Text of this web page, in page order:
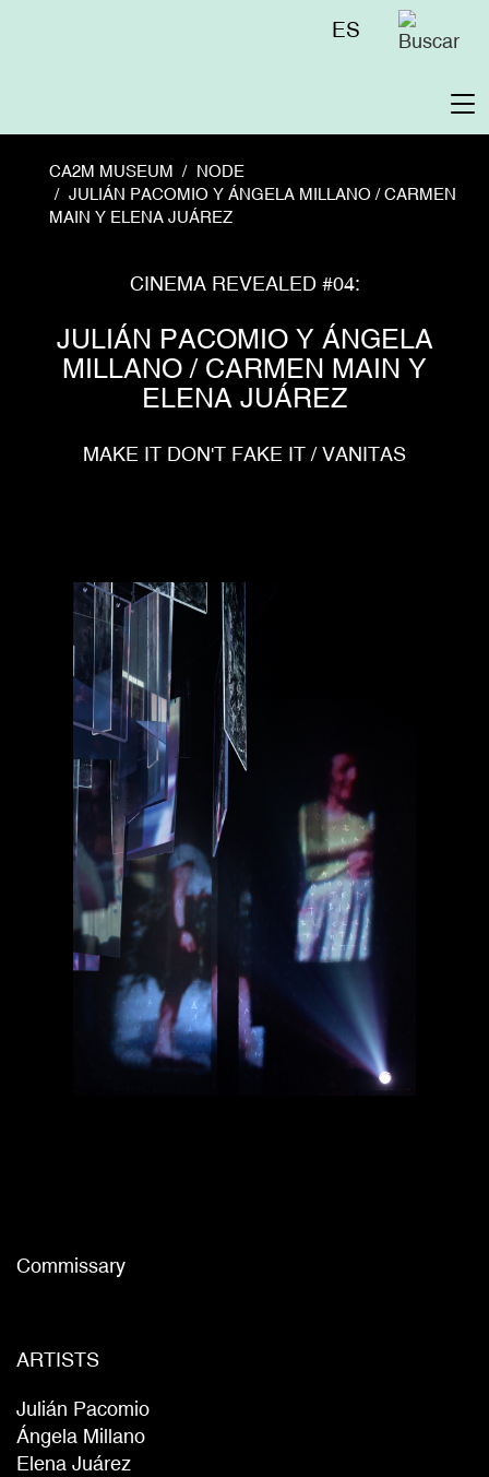
Menú
ES
CA2M MUSEUM
NODE
JULIÁN PACOMIO Y ÁNGELA MILLANO / CARMEN
MAIN Y ELENA JUÁREZ
CINEMA REVEALED #04:
JULIÁN PACOMIO Y ÁNGELA
MILLANO / CARMEN MAIN Y
ELENA JUÁREZ
MAKE IT DON'T FAKE IT / VANITAS
Commissary
ARTISTS
Julián Pacomio
Ángela Millano
Elena Juárez